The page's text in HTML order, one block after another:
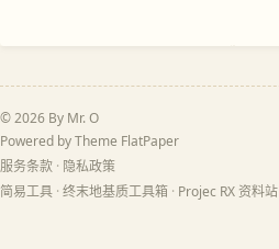
© 2026 By Mr. O
Powered by Theme FlatPaper
服务条款 · 隐私政策
简易工具 · 终末地基质工具箱 · Projec RX 资料站